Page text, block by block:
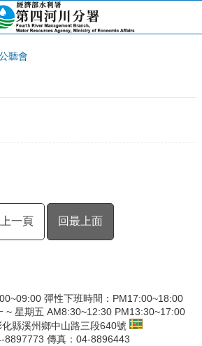
聽會
一頁 回最上面
彈性下班時間：PM17:00~18:00
~ 星期五 AM8:30~12:30 PM13:30~17:00
縣溪州鄉中山路三段640號
8897773 傳真：04-8896443